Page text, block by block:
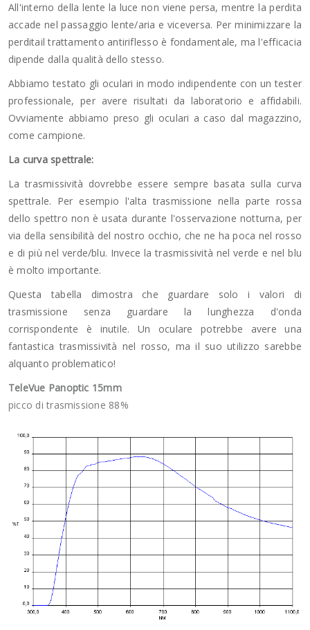
All'interno della lente la luce non viene persa, mentre la perdita
accade nel passaggio lente/aria e viceversa. Per minimizzare la
perditail trattamento antiriflesso è fondamentale, ma l'efficacia
dipende dalla qualità dello stesso.
Abbiamo testato gli oculari in modo indipendente con un tester
professionale, per avere risultati da laboratorio e affidabili.
Ovviamente abbiamo preso gli oculari a caso dal magazzino,
come campione.
La curva spettrale:
La trasmissività dovrebbe essere sempre basata sulla curva
spettrale. Per esempio l'alta trasmissione nella parte rossa
dello spettro non è usata durante l'osservazione notturna, per
via della sensibilità del nostro occhio, che ne ha poca nel rosso
e di più nel verde/blu. Invece la trasmissività nel verde e nel blu
è molto importante.
Questa tabella dimostra che guardare solo i valori di
trasmissione senza guardare la lunghezza d'onda
corrispondente è inutile. Un oculare potrebbe avere una
fantastica trasmissività nel rosso, ma il suo utilizzo sarebbe
alquanto problematico!
TeleVue Panoptic 15mm
picco di trasmissione 88%